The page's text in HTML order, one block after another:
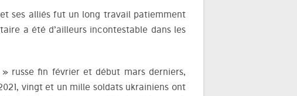
ses alliés fut un long travail patiemment
a été d’ailleurs incontestable dans les
russe fin février et début mars derniers,
vingt et un mille soldats ukrainiens ont